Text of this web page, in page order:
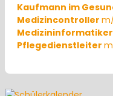
Kaufmann im
Medizincontroller
Medizininformatiker
Pflegedienstleiter